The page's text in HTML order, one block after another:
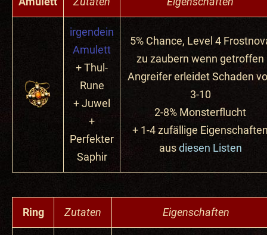
irgendein
Amulett
+ Thul-
Rune
+ Juwel
+
Perfekter
Saphir
5% Chance, Level 4
zu zaubern wenn getroffen
Angreifer erleidet Schaden
3-10
2-8% Monsterflucht
+ 1-4 zufällige
ausdiesen Listen
Ring Zutaten Eigenschaften